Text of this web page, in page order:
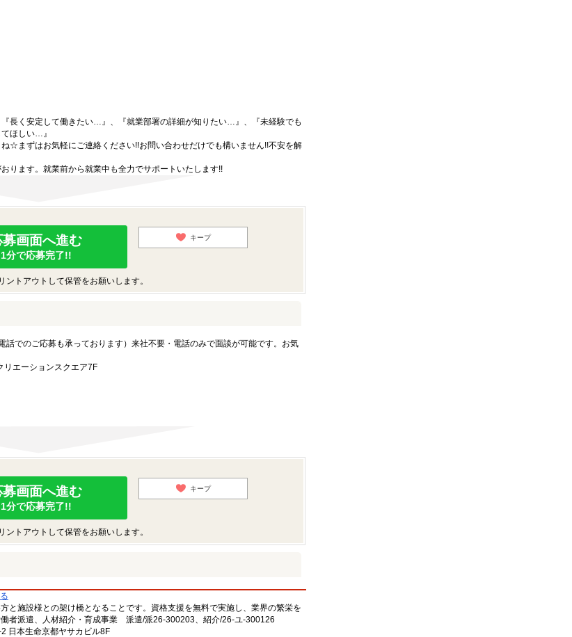
長く安定して働きたい…』、『就業部署の詳細が知りたい…』、『未経験でも
ほしい…』
☆まずはお気軽にご連絡ください!!お問い合わせだけでも構いません!!不安を解
ります。就業前から就業中も全力でサポートいたします!!
募画面へ進む
1分で応募完了!!
キープ
トアウトして保管をお願いします。
話でのご応募も承っております）来社不要・電話のみで面談が可能です。お気
リエーションスクエア7F
募画面へ進む
1分で応募完了!!
キープ
トアウトして保管をお願いします。
と施設様との架け橋となることです。資格支援を無料で実施し、業界の繁栄を
者派遣、人材紹介・育成事業 派遣/派26-300203、紹介/26-ユ-300126
日本生命京都ヤサカビル8F